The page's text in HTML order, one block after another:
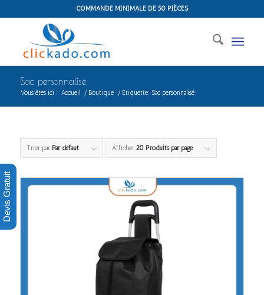
COMMANDE MINIMALE DE 50 PIÈCES
Sac personnalisé
Vous êtes ici : Accueil / Boutique / Etiquette: Sac personnalisé
Trier par Par défaut Afficher 20 Produits par page
Devis Gratuit